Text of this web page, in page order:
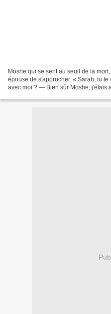
Moshe qui se sent au seuil de la
épouse de s'approcher. « Sarah, tu
avec moi ? — Bien sûr Moshe, j'étais